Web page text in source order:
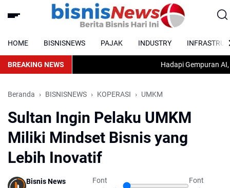
HOME BISNISNEWS PAJAK INDUSTRY
BREAKING NEWS Hadapi Gempuran AI,
Beranda BISNISNEWS KOPERASI UMKM
Sultan Ingin Pelaku UMKM
Miliki Mindset Bisnis yang
Lebih Inovatif
Bisnis News
Font
Font